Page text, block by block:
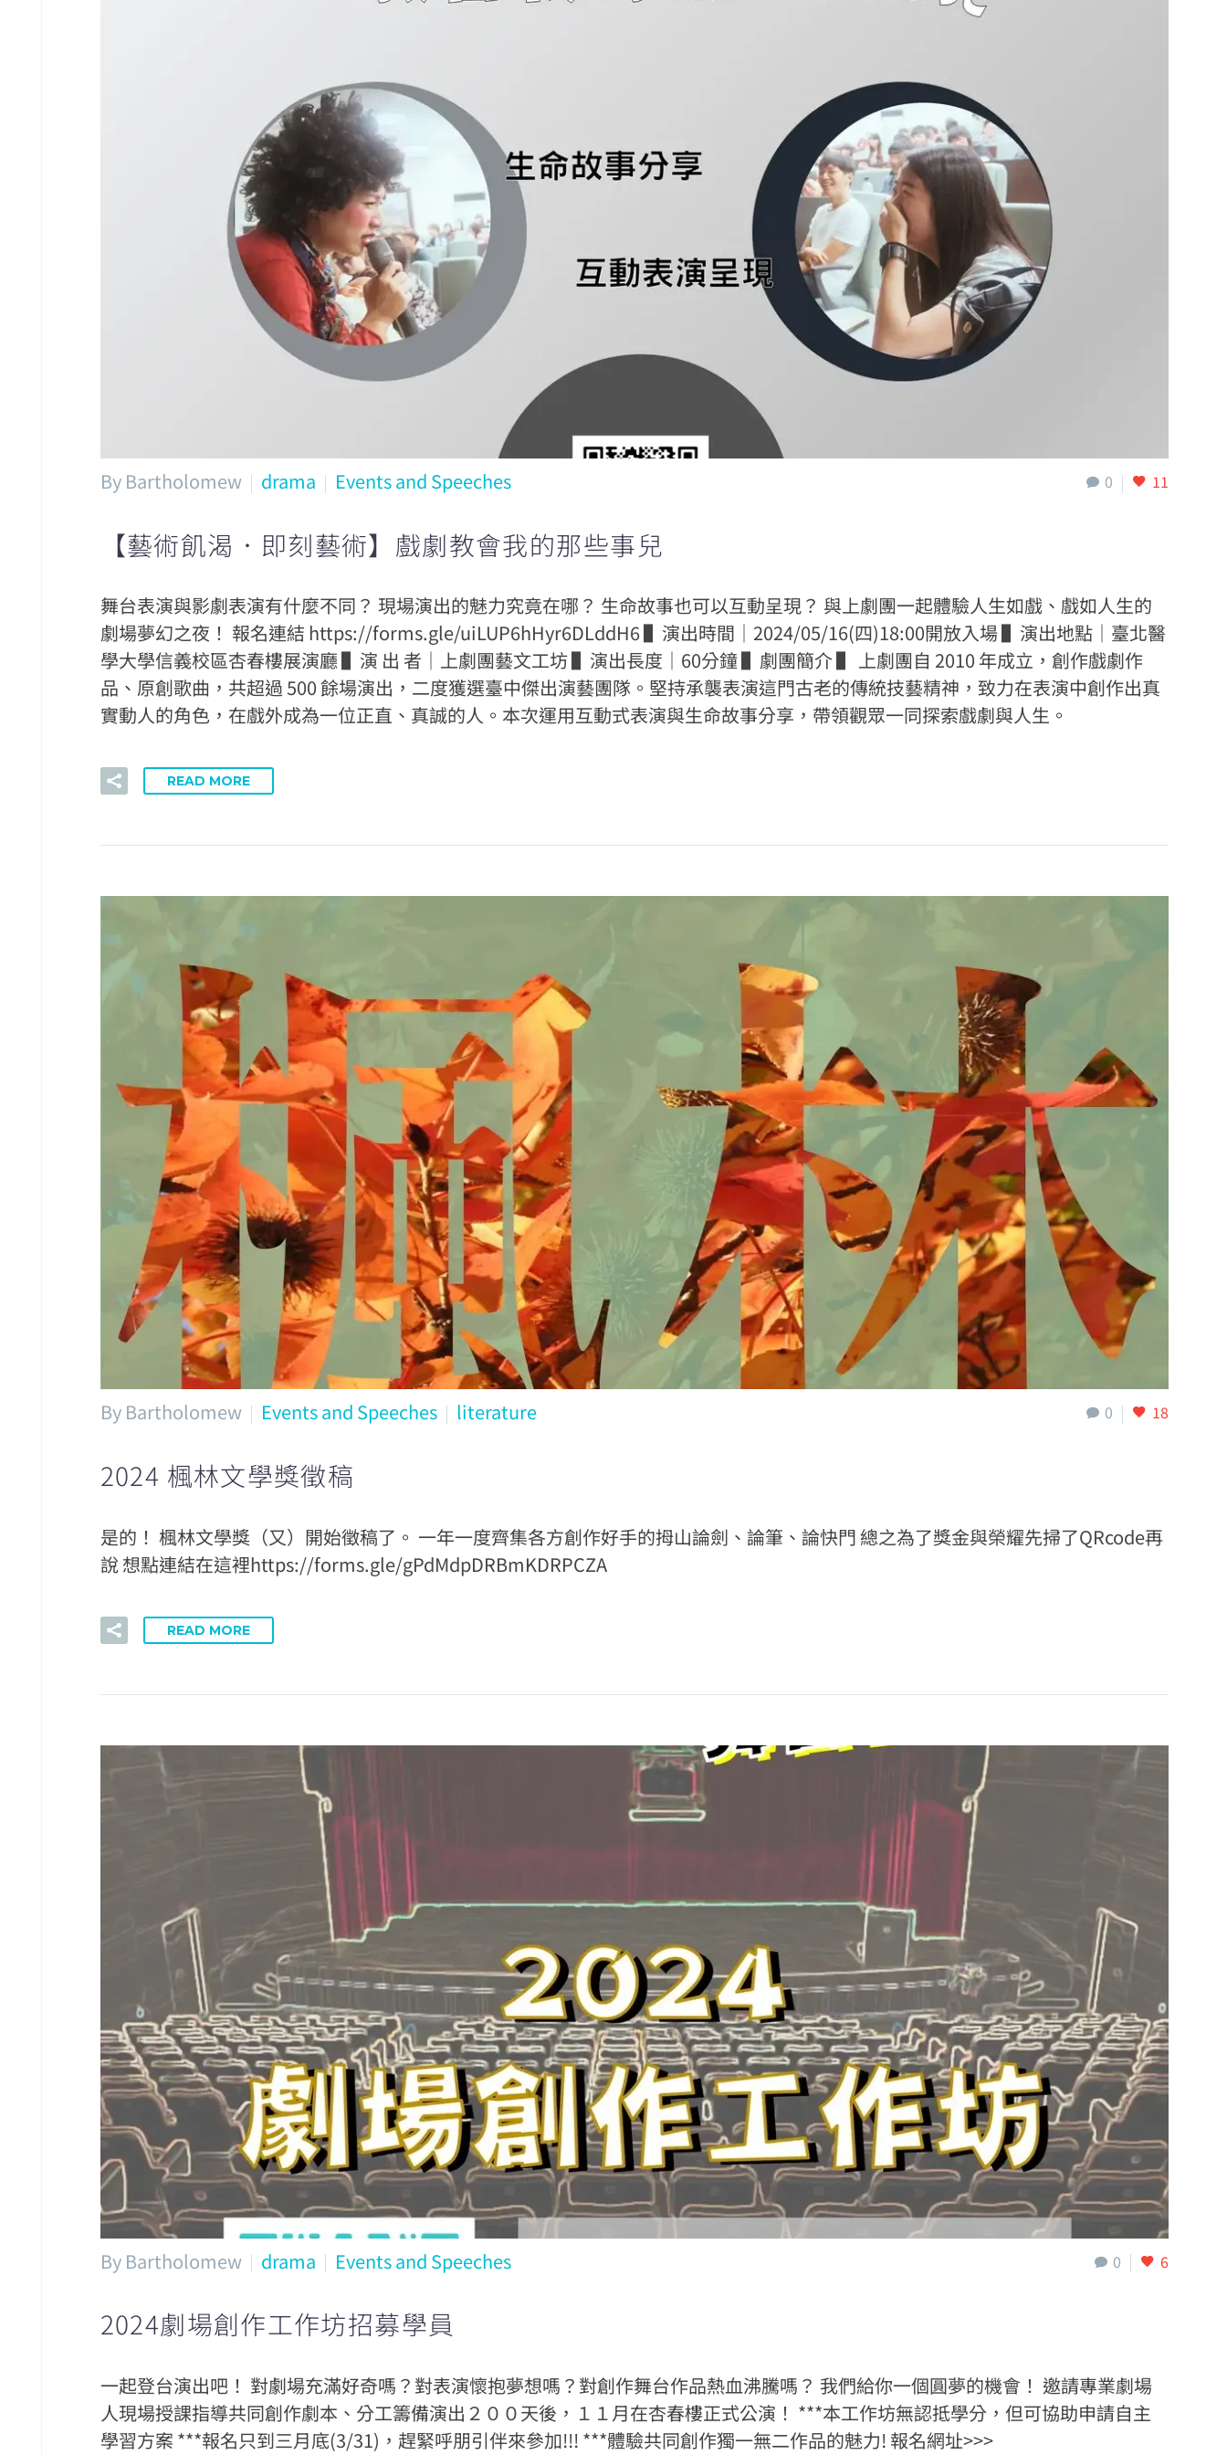
0 11
By Bartholomew drama Events and Speeches
【藝術飢渴．即刻藝術】戲劇教會我的那些事兒
舞台表演與影劇表演有什麼不同？ 現場演出的魅力究竟在哪？ 生命故事也可以互動呈現？ 與上劇團一起體驗人生如戲、戲如人生的
劇場夢幻之夜！ 報名連結 https://forms.gle/uiLUP6hHyr6DLddH6 ▌演出時間｜2024/05/16(四)18:00開放入場 ▌演出地點｜臺北醫
學大學信義校區杏春樓展演廳 ▌演 出 者｜上劇團藝文工坊 ▌演出長度｜60分鐘 ▌劇團簡介 ▌ 上劇團自 2010 年成立，創作戲劇作
品、原創歌曲，共超過 500 餘場演出，二度獲選臺中傑出演藝團隊。堅持承襲表演這門古老的傳統技藝精神，致力在表演中創作出真
實動人的角色，在戲外成為一位正直、真誠的人。本次運用互動式表演與生命故事分享，帶領觀眾一同探索戲劇與人生。
READ MORE
0 18
By Bartholomew Events and Speeches literature
2024 楓林文學獎徵稿
是的！ 楓林文學獎（又）開始徵稿了。 一年一度齊集各方創作好手的拇山論劍、論筆、論快門 總之為了獎金與榮耀先掃了QRcode再
說 想點連結在這裡https://forms.gle/gPdMdpDRBmKDRPCZA
READ MORE
0 6
By Bartholomew drama Events and Speeches
2024劇場創作工作坊招募學員
一起登台演出吧！ 對劇場充滿好奇嗎？對表演懷抱夢想嗎？對創作舞台作品熱血沸騰嗎？ 我們給你一個圓夢的機會！ 邀請專業劇場
人現場授課指導共同創作劇本、分工籌備演出２００天後，１１月在杏春樓正式公演！ ***本工作坊無認抵學分，但可協助申請自主
學習方案 ***報名只到三月底(3/31)，趕緊呼朋引伴來參加!!! ***體驗共同創作獨一無二作品的魅力! 報名網址>>>